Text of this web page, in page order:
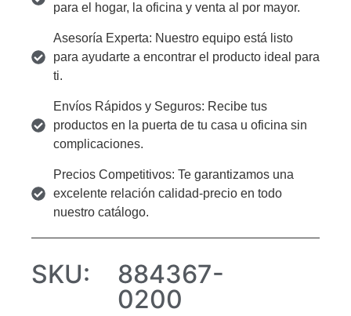
para el hogar, la oficina y venta al por mayor.
Asesoría Experta: Nuestro equipo está listo
para ayudarte a encontrar el producto ideal para
ti.
Envíos Rápidos y Seguros: Recibe tus
productos en la puerta de tu casa u oficina sin
complicaciones.
Precios Competitivos: Te garantizamos una
excelente relación calidad-precio en todo
nuestro catálogo.
SKU:
884367-
0200